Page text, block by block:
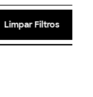
Limpar Filtros